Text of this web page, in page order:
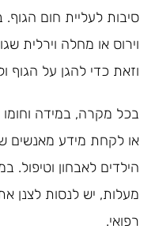
סיבות לעליית חום
וירוס או מחלה וירלית
וזאת כדי להגן על הגוף
בכל מקרה, במידה
או לקחת מידע מאנשים
מעלות, יש לנסות לצנן
רפואי.